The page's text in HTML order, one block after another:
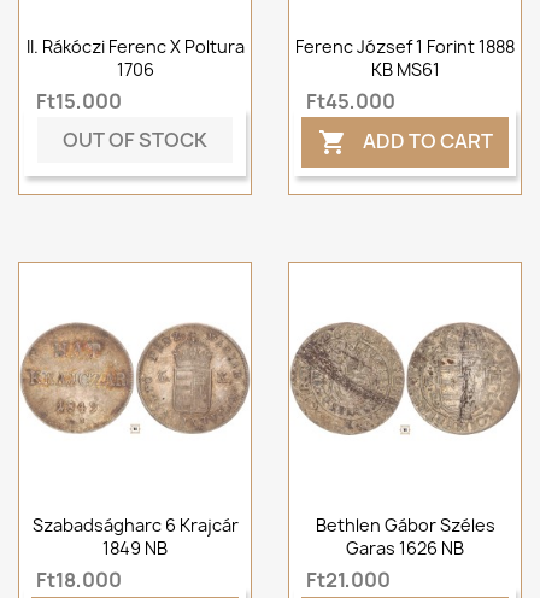
II. Rákóczi Ferenc X Poltura
1706
Ft15,000
OUT OF STOCK
Ferenc József 1 Forint 1888
KB MS61
Ft45,000
 ADD TO CART
Szabadságharc 6 Krajcár
1849 NB
Ft18,000
Bethlen Gábor Széles
Garas 1626 NB
Ft21,000